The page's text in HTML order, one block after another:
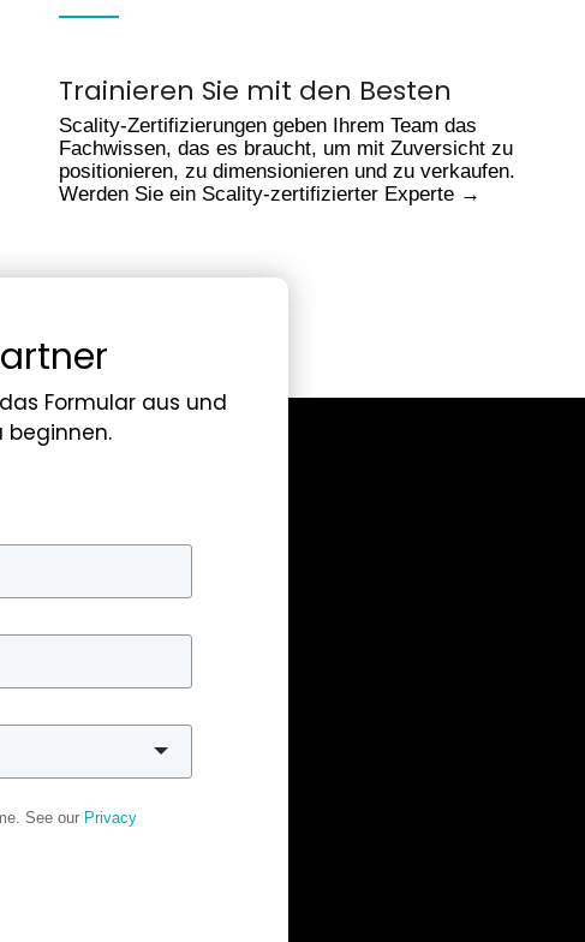
Trainieren Sie mit den Besten
Scality-Zertifizierungen geben Ihrem Team das
Fachwissen, das es braucht, um mit Zuversicht zu
positionieren, zu dimensionieren und zu verkaufen.
Werden Sie ein Scality-zertifizierter Experte →
Formular aus und
beginnen.
See our Privacy